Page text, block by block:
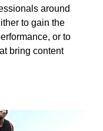
around
to gain the
or to
bring content